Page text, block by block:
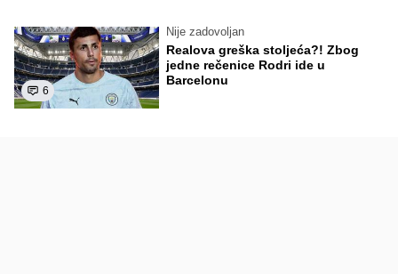
6
Nije zadovoljan
Realova greška stoljeća?! Zbog
jedne rečenice Rodri ide u
Barcelonu